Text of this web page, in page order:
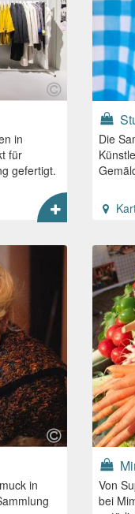
in
für
gefertigt.
Die
in
Von
bei